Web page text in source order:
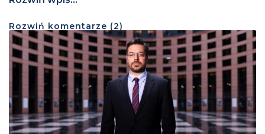
Rozwiń komentarze (2)